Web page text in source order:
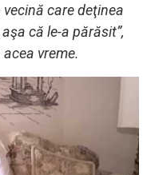
care deţinea
că le-a părăsit”,
acea vreme.